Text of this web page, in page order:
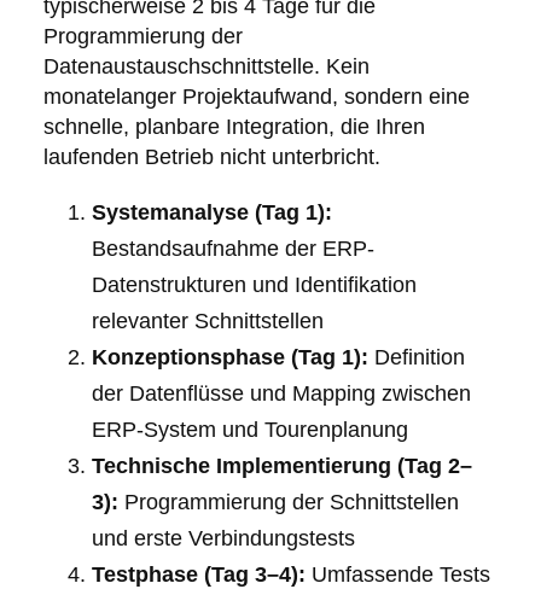
typischerweise 2 bis 4 Tage für die
Programmierung der
Datenaustauschschnittstelle. Kein
monatelanger Projektaufwand, sondern eine
schnelle, planbare Integration, die Ihren
laufenden Betrieb nicht unterbricht.
Systemanalyse (Tag 1):
Bestandsaufnahme der ERP-
Datenstrukturen und Identifikation
relevanter Schnittstellen
Konzeptionsphase (Tag 1): Definition
der Datenflüsse und Mapping zwischen
ERP-System und Tourenplanung
Technische Implementierung (Tag 2–
3): Programmierung der Schnittstellen
und erste Verbindungstests
Testphase (Tag 3–4): Umfassende Tests